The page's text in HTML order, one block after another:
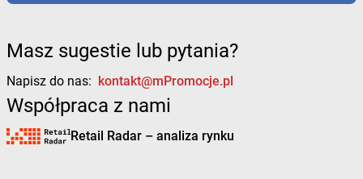
Masz sugestie lub pytania?
Napisz do nas: kontakt@mPromocje.pl
Współpraca z nami
Retail Radar – analiza rynku